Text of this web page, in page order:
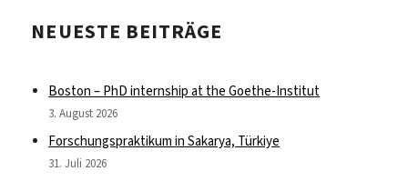
NEUESTE BEITRÄGE
Boston – PhD internship at the Goethe-Institut
3. August 2026
Forschungspraktikum in Sakarya, Türkiye
31. Juli 2026